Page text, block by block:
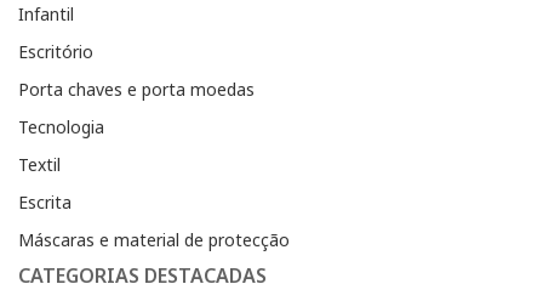
Infantil
Escritório
Porta chaves e porta moedas
Tecnologia
Textil
Escrita
Máscaras e material de protecção
CATEGORIAS DESTACADAS